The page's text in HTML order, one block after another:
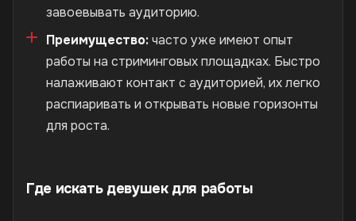
завоевывать аудиторию.
Преимущество:часто уже имеют опыт
работы на стриминговых площадках. Быстро
налаживают контакт с аудиторией, их легко
распиаривать и открывать новые горизонты
для роста.
Где искать девушек для работы